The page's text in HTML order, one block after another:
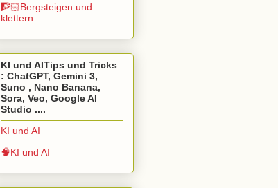
🧗🏻Bergsteigen und
klettern
KI und AITips und Tricks
: ChatGPT, Gemini 3,
Suno , Nano Banana,
Sora, Veo, Google AI
Studio ....
KI und AI
🧠KI und AI